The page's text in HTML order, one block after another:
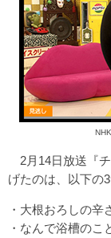
2月14日放送『
げたのは、以下の
・大根おろしの辛
・なんで浴槽のこ